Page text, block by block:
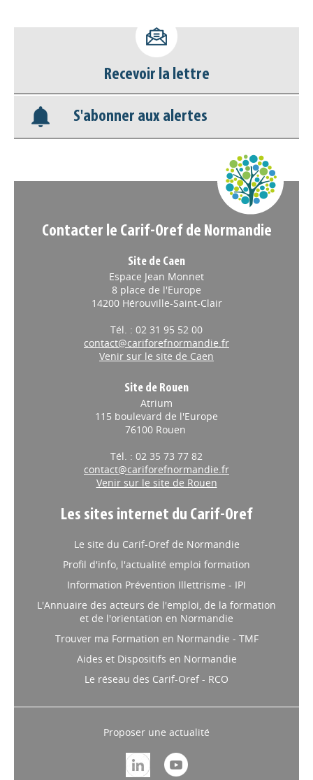
Accéder à son compte - (Se
déconnecter)
Base documentaire
Recevoir la lettre
S'abonner aux alertes
Contacter le Carif-Oref de Normandie
Site de Caen
Espace Jean Monnet
8 place de l'Europe
14200 Hérouville-Saint-Clair
Tél. : 02 31 95 52 00
contact@cariforefnormandie.fr
Venir sur le site de Caen
Site de Rouen
Atrium
115 boulevard de l'Europe
76100 Rouen
Tél. : 02 35 73 77 82
contact@cariforefnormandie.fr
Venir sur le site de Rouen
Les sites internet du Carif-Oref
Le site du Carif-Oref de Normandie
Profil d'info, l'actualité emploi formation
Information Prévention Illettrisme - IPI
L'Annuaire des acteurs de l'emploi, de la formation
et de l'orientation en Normandie
Trouver ma Formation en Normandie - TMF
Aides et Dispositifs en Normandie
Le réseau des Carif-Oref - RCO
Proposer une actualité